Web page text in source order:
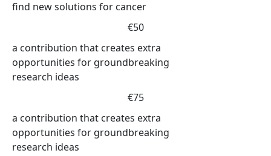
find new solutions for cancer
€50
a contribution that creates extra
opportunities for groundbreaking
research ideas
€75
a contribution that creates extra
opportunities for groundbreaking
research ideas